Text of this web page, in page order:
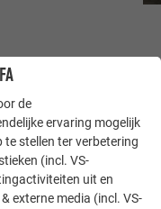
hoe veelzijdig
meer
PREFA
energie en
de
ervaring mogelijk
te stellen ter verbetering
(incl. VS-
uit en
externe media (incl. VS-